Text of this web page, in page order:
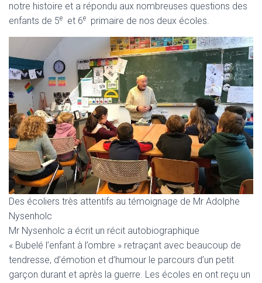
notre histoire et a répondu aux nombreuses questions des
enfants de 5e et 6e primaire de nos deux écoles.
Des écoliers très attentifs au témoignage de Mr Adolphe
Nysenholc
Mr Nysenholc a écrit un récit autobiographique
« Bubelé l’enfant à l’ombre » retraçant avec beaucoup de
tendresse, d’émotion et d’humour le parcours d’un petit
garçon durant et après la guerre. Les écoles en ont reçu un